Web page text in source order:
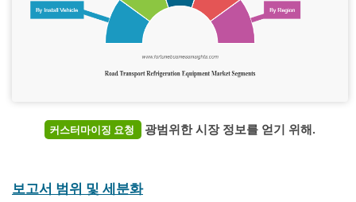
커스터마이징 요청 광범위한 시장 정보를 얻기 위해.
보고서 범위 및 세분화